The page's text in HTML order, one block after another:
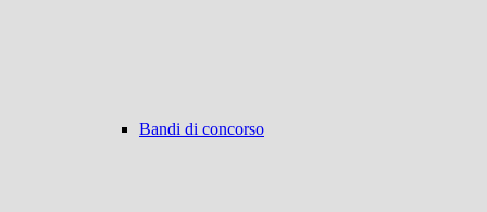
Bandi di concorso